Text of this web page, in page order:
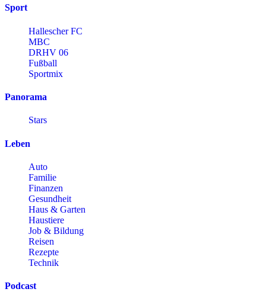
Sport
Hallescher FC
MBC
DRHV 06
Fußball
Sportmix
Panorama
Stars
Leben
Auto
Familie
Finanzen
Gesundheit
Haus & Garten
Haustiere
Job & Bildung
Reisen
Rezepte
Technik
Podcast